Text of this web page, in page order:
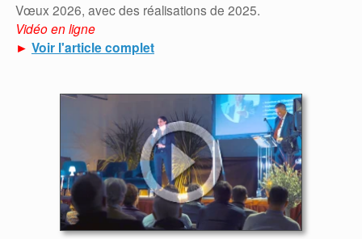
Vœux 2026, avec des réalisations de 2025.
Vidéo en ligne
► Voir l'article complet